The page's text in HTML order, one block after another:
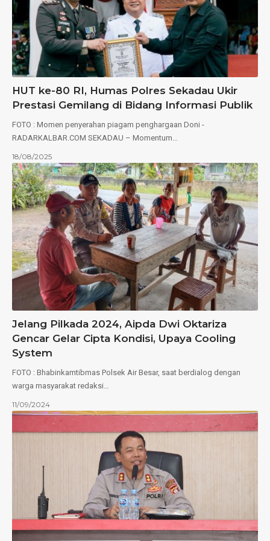
HUT ke-80 RI, Humas Polres Sekadau Ukir
Prestasi Gemilang di Bidang Informasi Publik
FOTO : Momen penyerahan piagam penghargaan Doni -
RADARKALBAR.COM SEKADAU – Momentum…
18/08/2025
Jelang Pilkada 2024, Aipda Dwi Oktariza
Gencar Gelar Cipta Kondisi, Upaya Cooling
System
FOTO : Bhabinkamtibmas Polsek Air Besar, saat berdialog dengan
warga masyarakat redaksi…
11/09/2024